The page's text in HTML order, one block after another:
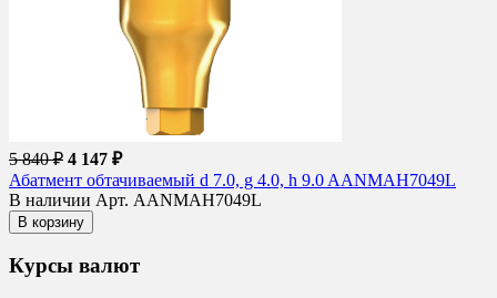
5 840 ₽ 4 147 ₽
Абатмент обтачиваемый d 7.0, g 4.0, h 9.0 AANMAH7049L
В наличии Арт. AANMAH7049L
В корзину
Курсы валют